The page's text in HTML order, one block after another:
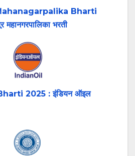
Bharti
महानगरपालिका भरती
2025 : इंडियन ऑइल